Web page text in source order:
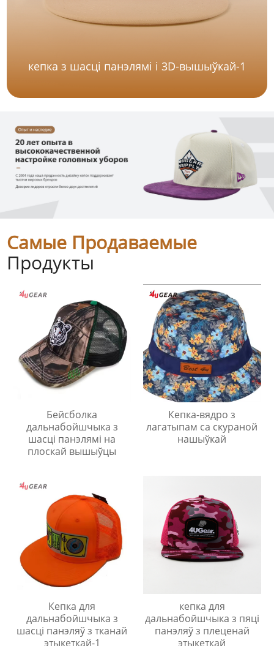
кепка з шасці панэлямі і 3D-вышыўкай-1
Самые Продаваемые
Продукты
Бейсболка
дальнабойшчыка з
шасці панэлямі на
плоскай вышыўцы
Кепка-вядро з
лагатыпам са скураной
нашыўкай
Кепка для
дальнабойшчыка з
шасці панэляў з тканай
этыкеткай-1
кепка для
дальнабойшчыка з пяці
панэляў з плеценай
этыкеткай